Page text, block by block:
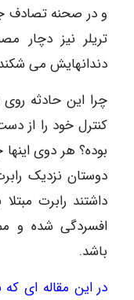
و در صحنه تصادف
تریلر نیز دچار
دندانهایش می
چرا این حادثه روی
کنترل خود را از
بوده؟ هر دوی
دوستان نزدیک
داشتند رابرت
افسردگی شده و
باشد.
در این مقاله ای